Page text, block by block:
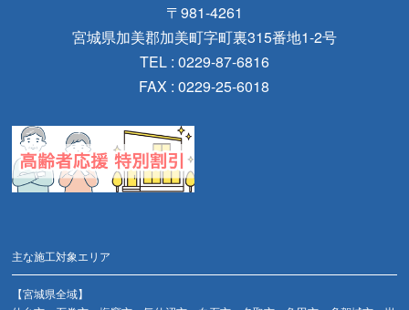
〒981-4261
宮城県加美郡加美町字町裏315番地1-2号
TEL : 0229-87-6816
FAX : 0229-25-6018
主な施工対象エリア
【宮城県全域】